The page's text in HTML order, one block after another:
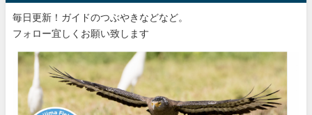
毎日更新！ガイドのつぶやきなどなど。
フォロー宜しくお願い致します